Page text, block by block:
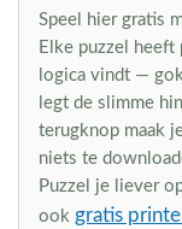
Speel hier gratis
Elke puzzel heeft
logica vindt —
legt de slimme
terugknop maak
niets te
Puzzel je liever
ook gratis